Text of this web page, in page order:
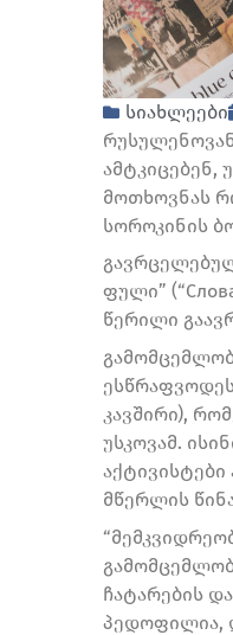
სიახლეები
ამტკიცებენ,
მოთხოვნას
სოროკინის
ფული”
წერილი
კავშირი),
უსკოვამ.
მწერლის
ჩატარების
პედოფილია,